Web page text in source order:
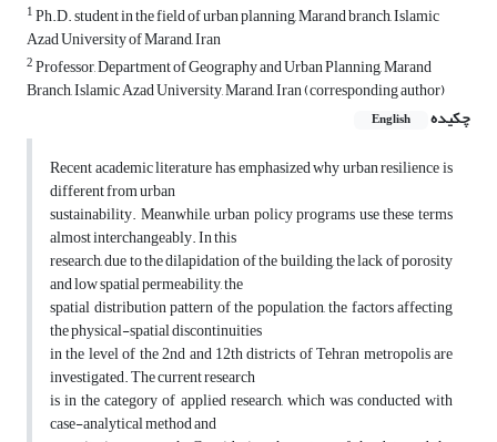
1Ph.D. student in the field of urban planning, Marand branch, Islamic
Azad University of Marand, Iran
2Professor, Department of Geography and Urban Planning, Marand
Branch, Islamic Azad University, Marand, Iran (corresponding author)
چکیده
English
Recent academic literature has emphasized why urban resilience is
different from urban
sustainability. Meanwhile, urban policy programs use these terms
almost interchangeably. In this
research, due to the dilapidation of the building, the lack of porosity
and low spatial permeability, the
spatial distribution pattern of the population, the factors affecting
the physical-spatial discontinuities
in the level of the 2nd and 12th districts of Tehran metropolis are
investigated. The current research
is in the category of applied research, which was conducted with
case-analytical method and